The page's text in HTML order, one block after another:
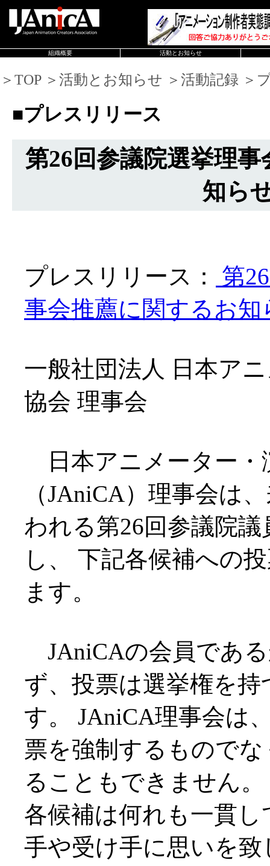
組織概要 活動とお知らせ
＞TOP ＞活動とお知らせ ＞活動記録 ＞
■プレスリリース
第26回参議院選挙理
知ら
プレスリリース：
第
事会推薦に関するお知
一般社団法人 日本ア
協会 理事会
日本アニメーター・
（JAniCA）理事会は
われる第26回参議院
し、 下記各候補への
ます。
JAniCAの会員であ
ず、投票は選挙権を持
す。 JAniCA理事会は
票を強制するもので
ることもできません
各候補は何れも一貫
手や受け手に思いを